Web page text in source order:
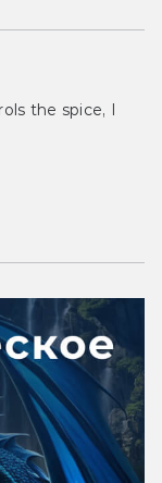
the spice, I